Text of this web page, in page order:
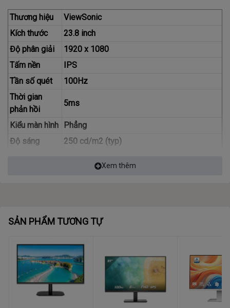
Thương hiệu
ViewSonic
Kích thước
23.8 inch
Độ phân giải
1920 x 1080
Tấm nền
IPS
Tần số quét
100Hz
Thời gian
phản hồi
5ms
Kiểu màn hình
Phẳng
Độ sáng
250 cd/m2 (typ)
phản tĩnh
phản động
Cổng xuất
1 x VGA
1 x HDMI 1.4
Tính năng đặc
Anti-Glare, Hard Coating (3H)
Xem thêm
SẢN PHẨM TƯƠNG TỰ